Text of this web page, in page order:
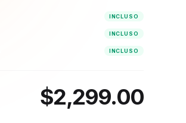
INCLUSO
INCLUSO
INCLUSO
$2,299.00